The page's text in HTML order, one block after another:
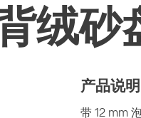
绒砂
产品说明
带 12 mm